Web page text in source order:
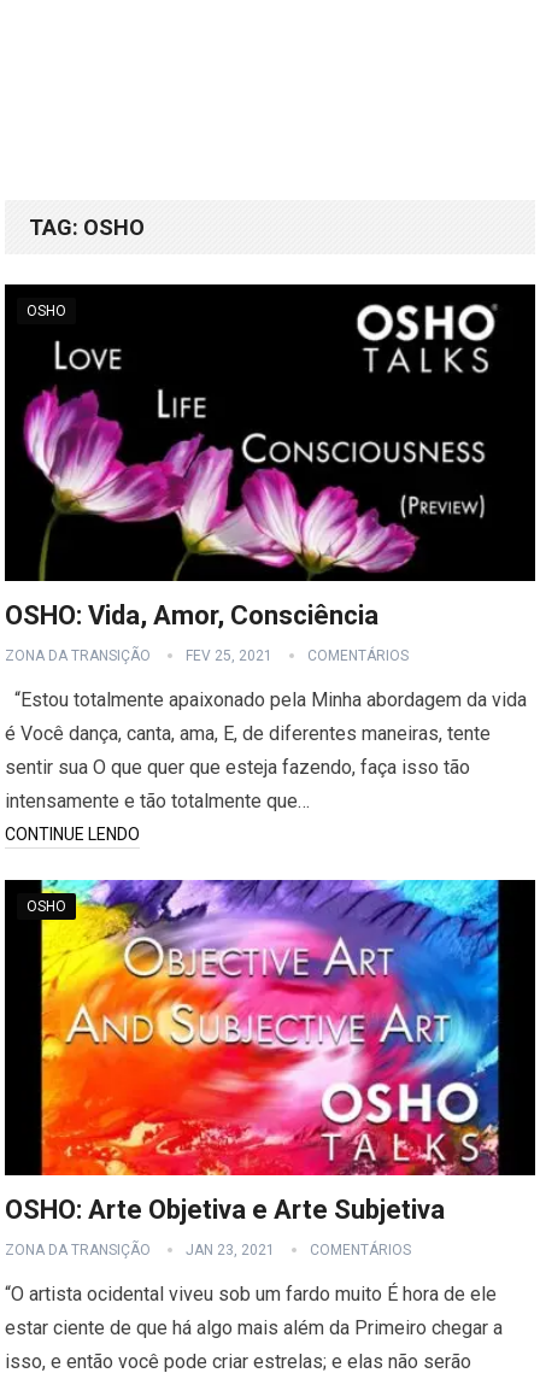
TAG: OSHO
OSHO
OSHO: Vida, Amor, Consciência
ZONA DA TRANSIÇÃO FEV 25, 2021 COMENTÁRIOS
“Estou totalmente apaixonado pela Minha abordagem da vida
é Você dança, canta, ama, E, de diferentes maneiras, tente
sentir sua O que quer que esteja fazendo, faça isso tão
intensamente e tão totalmente que…
CONTINUE LENDO
OSHO
OSHO: Arte Objetiva e Arte Subjetiva
ZONA DA TRANSIÇÃO JAN 23, 2021 COMENTÁRIOS
“O artista ocidental viveu sob um fardo muito É hora de ele
estar ciente de que há algo mais além da Primeiro chegar a
isso, e então você pode criar estrelas; e elas não serão